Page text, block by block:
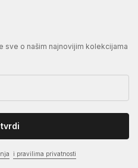
sve o našim najnovijim kolekcijama
i pravilima privatnosti